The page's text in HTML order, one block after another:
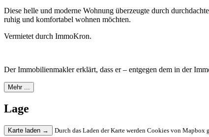
Diese helle und moderne Wohnung überzeugte durch
ruhig und komfortabel wohnen möchten.
Vermietet durch ImmoKron.
Der Immobilienmakler erklärt, dass er – entgegen dem in der
Mehr ...
Lage
Karte laden → Durch das Laden der Karte werden Cookies von Mapbox